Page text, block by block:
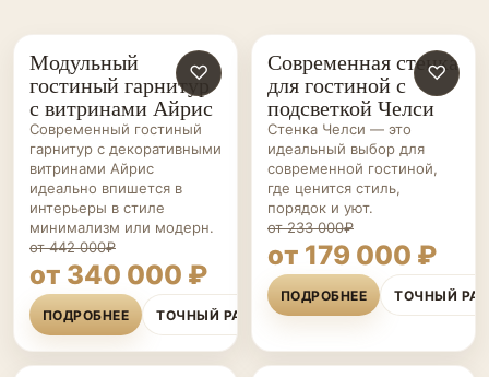
ГОСТИНЫЕ НА ЗАКАЗ
♡
Модульный
гостиный гарнитур
с витринами Айрис
Современный гостиный
гарнитур с декоративными
витринами Айрис
идеально впишется в
интерьеры в стиле
минимализм или модерн.
от 442 000₽
от 340 000 ₽
ПОДРОБНЕЕ ТОЧНЫЙ РАСЧЁТ
ГОСТИНЫЕ НА ЗАКАЗ
♡
Современная стенка
для гостиной с
подсветкой Челси
Стенка Челси — это
идеальный выбор для
современной гостиной,
где ценится стиль,
порядок и уют.
от 233 000₽
от 179 000 ₽
ПОДРОБНЕЕ ТОЧНЫЙ